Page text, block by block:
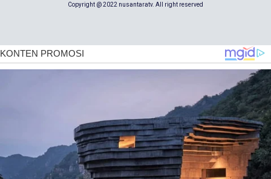
Copyright @ 2022 nusantaratv. All right reserved